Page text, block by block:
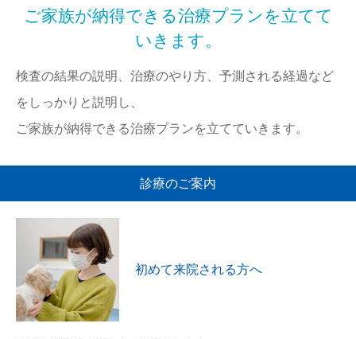
ご家族が納得できる治療プランを立てて
いきます。
検査の結果の説明、治療のやり方、予測される経過など
をしっかりと説明し、
ご家族が納得できる治療プランを立てていきます。
診療のご案内
初めて来院される方へ
獣医師紹介
お問合せ